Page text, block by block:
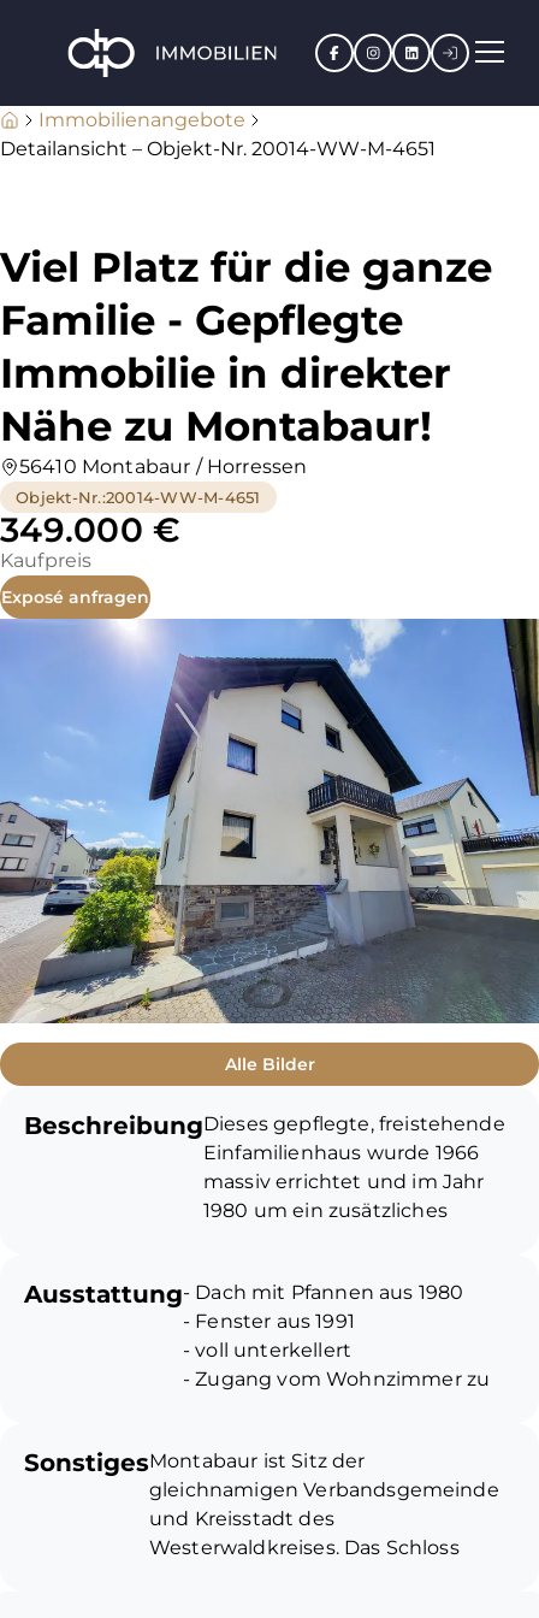
Facebook
Instagram
LinkedIn
Immobilienangebote
Detailansicht – Objekt-Nr. 20014-WW-M-4651
Viel Platz für die ganze
Familie - Gepflegte
Immobilie in direkter
Nähe zu Montabaur!
56410 Montabaur / Horressen
Objekt-Nr.:20014-WW-M-4651
349.000 €
Kaufpreis
Exposé anfragen
Alle Bilder
BeschreibungDieses gepflegte, freistehende
Einfamilienhaus wurde 1966
massiv errichtet und im Jahr
1980 um ein zusätzliches
Wohnfläche. Das Grundstück
hat eine Gesamtgröße von ca.
377 m².
Im Erdgeschoss befinden sich
und Zugang zur überdachten
Terrasse sowie ein Badezimmer.
Das Obergeschoss bietet Ihnen
drei weitere Räume, ein
Ausstattung- Dach mit Pfannen aus 1980
- Fenster aus 1991
- voll unterkellert
- Zugang vom Wohnzimmer zu
erneuert
- Gasheizung aus 2020
- Bäder teilweise erneuert
- Stellplätze im Hof
SonstigesMontabaur ist Sitz der
gleichnamigen Verbandsgemeinde
und Kreisstadt des
Westerwaldkreises. Das Schloss